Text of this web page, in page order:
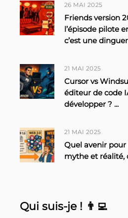
26 MAI 2025
Friends version
l’épisode pilote
c’est une
21 MAI 2025
Cursor vs
éditeur de code
développer ? ...
21 MAI 2025
Quel avenir pour
mythe et réalité,
Qui suis-je ! 👨‍💻